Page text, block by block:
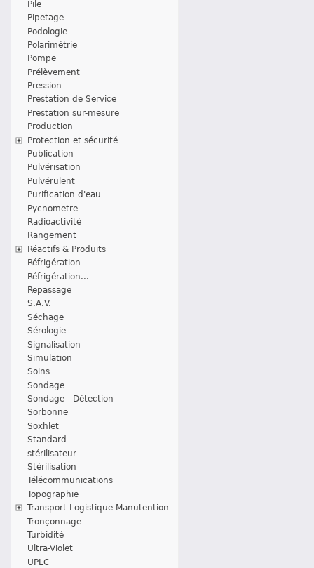
Pile
Pipetage
Podologie
Polarimétrie
Pompe
Prélèvement
Pression
Prestation de Service
Prestation sur-mesure
Production
Protection et sécurité
Publication
Pulvérisation
Pulvérulent
Purification d'eau
Pycnometre
Radioactivité
Rangement
Réactifs & Produits
Réfrigération
Réfrigération...
Repassage
S.A.V.
Séchage
Sérologie
Signalisation
Simulation
Soins
Sondage
Sondage - Détection
Sorbonne
Soxhlet
Standard
stérilisateur
Stérilisation
Télécommunications
Topographie
Transport Logistique Manutention
Tronçonnage
Turbidité
Ultra-Violet
UPLC